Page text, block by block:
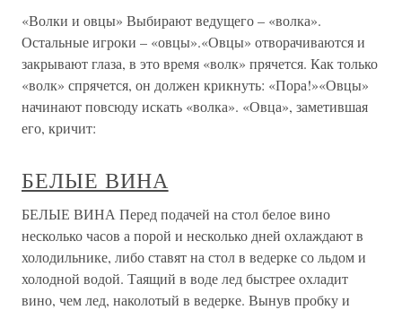
«Волки и овцы» Выбирают ведущего – «волка».
Остальные игроки – «овцы».«Овцы» отворачиваются и
закрывают глаза, в это время «волк» прячется. Как только
«волк» спрячется, он должен крикнуть: «Пора!»«Овцы»
начинают повсюду искать «волка». «Овца», заметившая
его, кричит:
БЕЛЫЕ ВИНА
БЕЛЫЕ ВИНА Перед подачей на стол белое вино
несколько часов а порой и несколько дней охлаждают в
холодильнике, либо ставят на стол в ведерке со льдом и
холодной водой. Таящий в воде лед быстрее охладит
вино, чем лед, наколотый в ведерке. Вынув пробку и